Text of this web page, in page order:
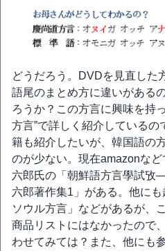
どうだろう。DVDを見直した
語尾のまとめ方に違いがある
ろうか？この方言に興味を持
方言”で詳しく紹介している
籍も紹介したいが、韓国語の
のが少ない。現在amazonな
六郎氏の「朝鮮語方言學試
六郎著作集1」がある。他に
ソウル方言」などがあるが、
商品リストにはなかったので
わせてみては？また、他にも